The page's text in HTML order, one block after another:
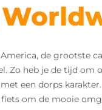
de grootste
Zo heb je de tijd
een dorps
om de mooie